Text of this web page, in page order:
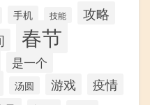
手机 技能 攻略
春节
是一个
汤圆 游戏 疫情